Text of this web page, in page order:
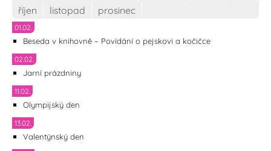
říjen
listopad prosinec
01.02.
Beseda v knihovně – Povídání o pejskovi a kočičce
02.02.
Jarní prázdniny
11.02.
Olympijský den
13.02.
Valentýnský den